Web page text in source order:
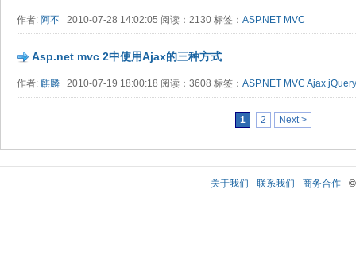
作者: 阿不 2010-07-28 14:02:05 阅读：2130 标签： ASP.NET MVC
Asp.net mvc 2中使用Ajax的三种方式
作者: 麒麟 2010-07-19 18:00:18 阅读：3608 标签： ASP.NET MVC Ajax jQuery
1 2 Next >
关于我们 联系我们 商务合作